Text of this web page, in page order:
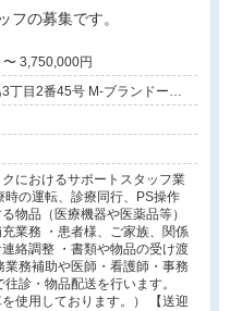
同スタッフの募集です。
年収 3,300,000円 〜 3,750,000円
丁目2番45号 M-ブランドール
におけるサポートスタッフ業
時の運転、診療同行、PS操作
物品（医療機器や医薬品等）
業務 ・患者様、ご家族、関係
絡調整 ・書類や物品の受け渡
業務補助や医師・看護師・事務
診・物品配送を行います。
を使用しております。） 【送迎